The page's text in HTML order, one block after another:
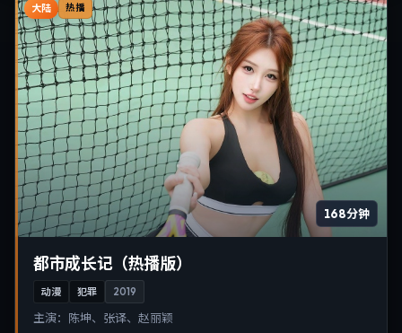
大陆 热播
168分钟
都市成长记（热播版）
动漫 犯罪 2019
主演： 陈坤、张译、赵丽颖